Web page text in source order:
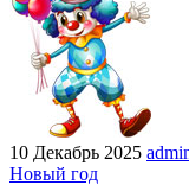
10 Декабрь 2025
Новый год